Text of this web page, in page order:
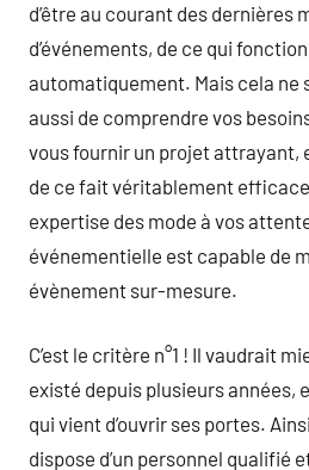
d’être au courant des dernières
d’événements, de ce qui
automatiquement. Mais cela ne
aussi de comprendre vos
vous fournir un projet attrayant,
de ce fait véritablement
expertise des mode à vos
événementielle est capable de
évènement sur-mesure.
C’est le critère n°1 ! Il vaudrait
existé depuis plusieurs années,
qui vient d’ouvrir ses portes.
dispose d’un personnel qualifié